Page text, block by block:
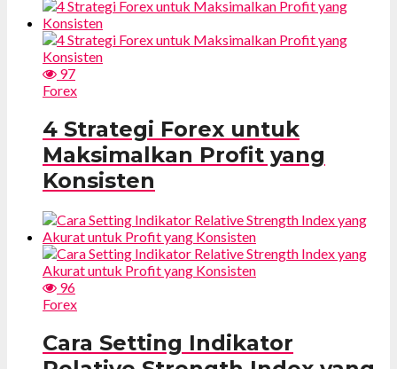
97
Forex
4 Strategi Forex untuk
Maksimalkan Profit yang
Konsisten
96
Forex
Cara Setting Indikator